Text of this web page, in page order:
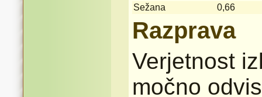
Sežana
0,66
Razprava
Verjetnost
močno